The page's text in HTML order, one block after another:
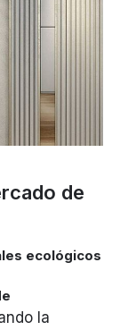
de
ecológicos
la